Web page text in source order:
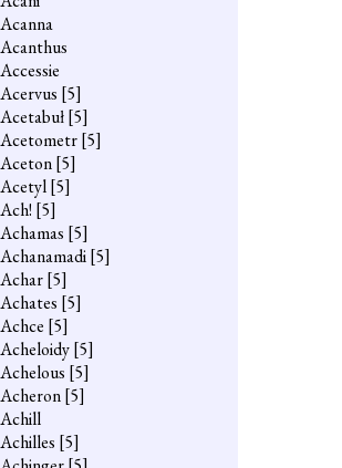
Acanna
Acanthus
Accessie
Acervus [5]
Acetabuł[5]
Acetometr[5]
Aceton[5]
Acetyl[5]
Ach! [5]
Achamas [5]
Achanamadi[5]
Achar[5]
Achates [5]
Achce [5]
Acheloidy[5]
Achelous [5]
Acheron[5]
Achill
Achilles [5]